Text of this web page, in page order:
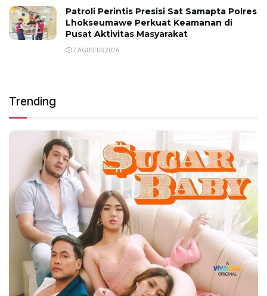
Patroli Perintis Presisi Sat Samapta Polres
Lhokseumawe Perkuat Keamanan di
Pusat Aktivitas Masyarakat
7 AGUSTUS 2026
Trending